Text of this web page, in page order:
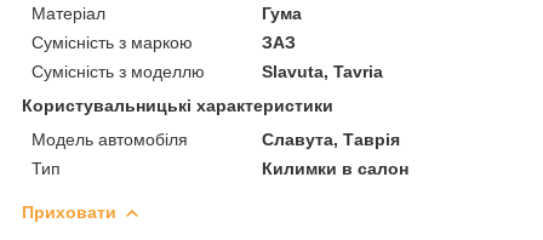
Матеріал
Гума
Сумісність з маркою
ЗАЗ
Сумісність з моделлю
Slavuta, Tavria
Користувальницькі характеристики
Модель автомобіля
Славута, Таврія
Тип
Килимки в салон
Приховати